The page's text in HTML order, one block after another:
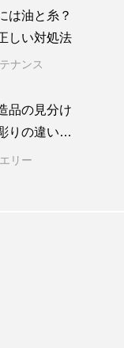
は油と糸？
しい対処法
ナンス
品の見分け
りの違い
リー